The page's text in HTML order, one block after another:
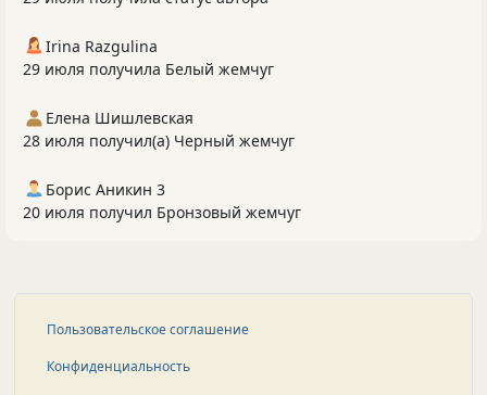
Irina Razgulina
29 июля получила Белый жемчуг
Елена Шишлевская
28 июля получил(а) Черный жемчуг
Борис Аникин 3
20 июля получил Бронзовый жемчуг
Пользовательское соглашение
Конфиденциальность